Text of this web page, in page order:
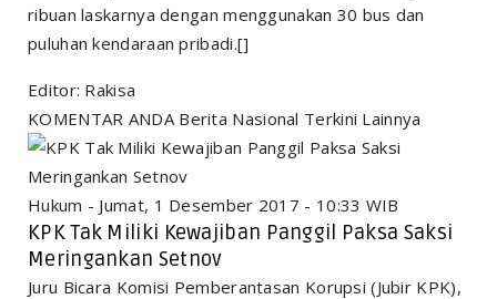
ribuan laskarnya dengan menggunakan 30 bus dan
puluhan kendaraan pribadi.[]
Editor: Rakisa
KOMENTAR ANDA Berita Nasional Terkini Lainnya
Hukum - Jumat, 1 Desember 2017 - 10:33 WIB
KPK Tak Miliki Kewajiban Panggil Paksa Saksi
Meringankan Setnov
Juru Bicara Komisi Pemberantasan Korupsi (Jubir KPK),